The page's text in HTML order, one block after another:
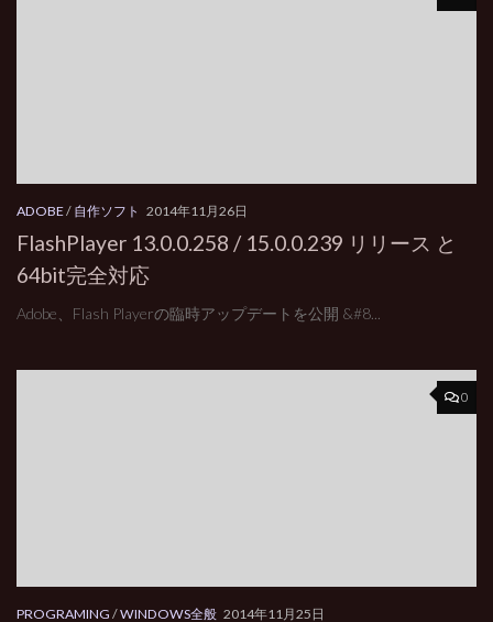
ADOBE/ 自作ソフト 2014年11月26日
FlashPlayer 13.0.0.258 / 15.0.0.239 リリース と
64bit完全対応
Adobe、Flash Playerの臨時アップデートを公開 &#8...
0
PROGRAMING /WINDOWS全般 2014年11月25日